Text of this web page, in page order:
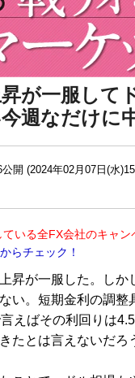
が一服して
週なだけに
開 (2024年02月07日(水
いる全FX会社のキャン
らチェック！
昇が一服した。しか
い。短期金利の調
えばその利回りは
たとは言えないだろ